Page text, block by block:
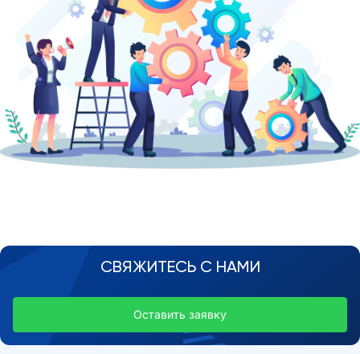
СВЯЖИТЕСЬ С НАМИ
Оставить заявку